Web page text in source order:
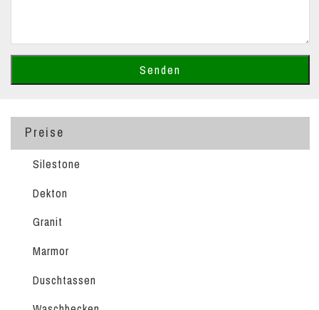
Preise
Silestone
Dekton
Granit
Marmor
Duschtassen